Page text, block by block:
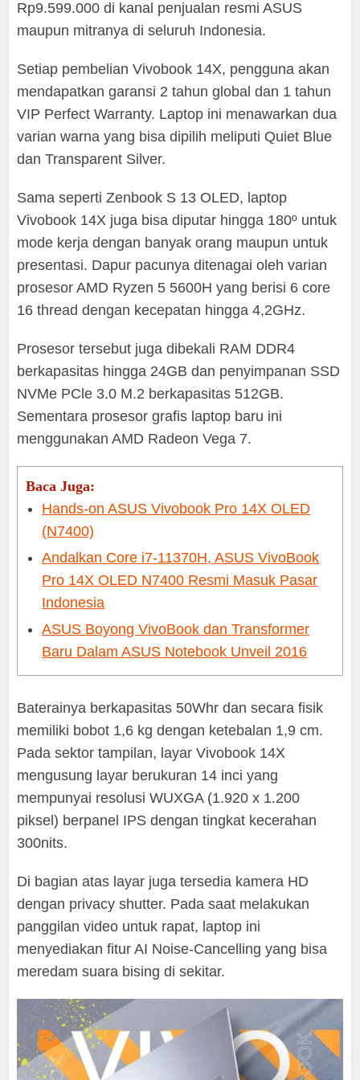
Rp9.599.000 di kanal penjualan resmi ASUS
maupun mitranya di seluruh Indonesia.
Setiap pembelian Vivobook 14X, pengguna akan
mendapatkan garansi 2 tahun global dan 1 tahun
VIP Perfect Warranty. Laptop ini menawarkan dua
varian warna yang bisa dipilih meliputi Quiet Blue
dan Transparent Silver.
Sama seperti Zenbook S 13 OLED, laptop
Vivobook 14X juga bisa diputar hingga 180º untuk
mode kerja dengan banyak orang maupun untuk
presentasi. Dapur pacunya ditenagai oleh varian
prosesor AMD Ryzen 5 5600H yang berisi 6 core
16 thread dengan kecepatan hingga 4,2GHz.
Prosesor tersebut juga dibekali RAM DDR4
berkapasitas hingga 24GB dan penyimpanan SSD
NVMe PCle 3.0 M.2 berkapasitas 512GB.
Sementara prosesor grafis laptop baru ini
menggunakan AMD Radeon Vega 7.
Baca Juga:
Hands-on ASUS Vivobook Pro 14X OLED
(N7400)
Andalkan Core i7-11370H, ASUS VivoBook
Pro 14X OLED N7400 Resmi Masuk Pasar
Indonesia
ASUS Boyong VivoBook dan Transformer
Baru Dalam ASUS Notebook Unveil 2016
Baterainya berkapasitas 50Whr dan secara fisik
memiliki bobot 1,6 kg dengan ketebalan 1,9 cm.
Pada sektor tampilan, layar Vivobook 14X
mengusung layar berukuran 14 inci yang
mempunyai resolusi WUXGA (1.920 x 1.200
piksel) berpanel IPS dengan tingkat kecerahan
300nits.
Di bagian atas layar juga tersedia kamera HD
dengan privacy shutter. Pada saat melakukan
panggilan video untuk rapat, laptop ini
menyediakan fitur AI Noise-Cancelling yang bisa
meredam suara bising di sekitar.